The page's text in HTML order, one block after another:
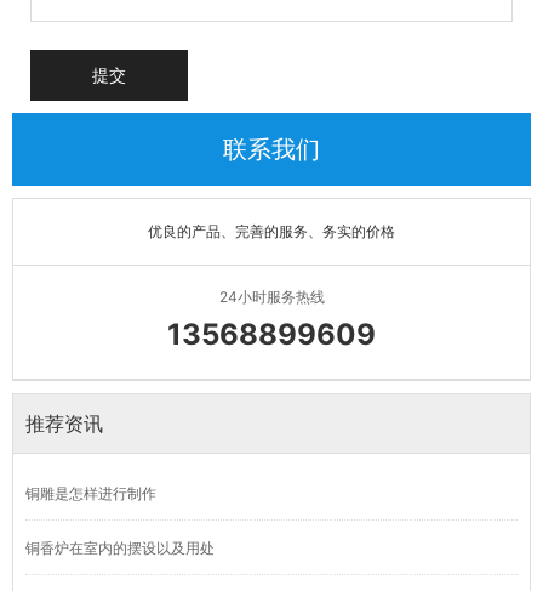
提交
联系我们
优良的产品、完善的服务、务实的价格
24小时服务热线
13568899609
推荐资讯
铜雕是怎样进行制作
铜香炉在室内的摆设以及用处